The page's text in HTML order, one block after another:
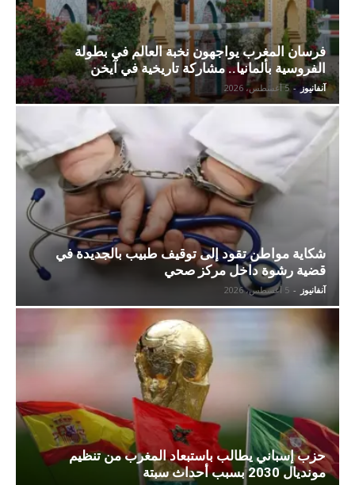
فرسان المغرب يواجهون نخبة العالم في بطولة
الفروسية بألمانيا.. مشاركة تاريخية في آيخن
آنفانيوز - 5 أغسطس، 2026
شكاية مواطن تقود إلى توقيف طبيب بالجديدة في
قضية رشوة داخل مركز صحي
آنفانيوز - 5 أغسطس، 2026
حزب إسباني يطالب باستبعاد المغرب من تنظيم
مونديال 2030 بسبب أحداث سبتة